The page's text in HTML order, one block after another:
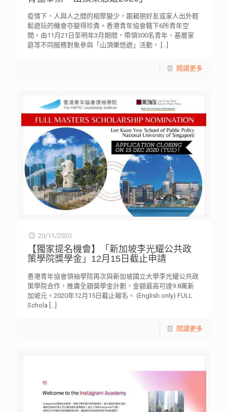
疫情下，人與人之間的相聚變少，跟親朋好友或家人出外輕
鬆遊玩的機會亦變得珍貴。香港青年協會轄下6所青年空
間，由11月21日至明年3月期間，帶領300名青年、基層家
庭等不同服務對象參與「山頂樂悠遊」活動，
[…]
閱讀更多
20/11/2020
【獨家提名機會】「新加坡李光耀公共政
策學院獎學金」12月15日截止申請
香港青年協會領袖學院再次與新加坡國立大學李光耀公共政
策學院合作，推廣全額獎學金計劃，金額最高可達9.8萬新
加坡元。2020年12月15日截止報名。 (English only) FULL
Schola […]
閱讀更多